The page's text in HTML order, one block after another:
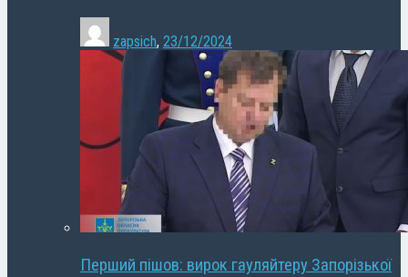
zapsich, 23/12/2024
Перший пішов: вирок гауляйтеру Запорізької